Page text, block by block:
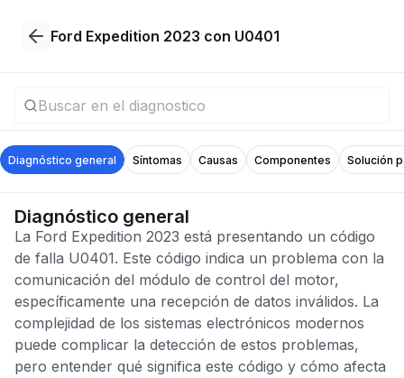
Ford Expedition 2023 con U0401
Diagnóstico general Síntomas Causas Componentes Solución
Diagnóstico general
La Ford Expedition 2023 está presentando un código
de falla U0401. Este código indica un problema con la
comunicación del módulo de control del motor,
específicamente una recepción de datos inválidos. La
complejidad de los sistemas electrónicos modernos
puede complicar la detección de estos problemas,
pero entender qué significa este código y cómo afecta